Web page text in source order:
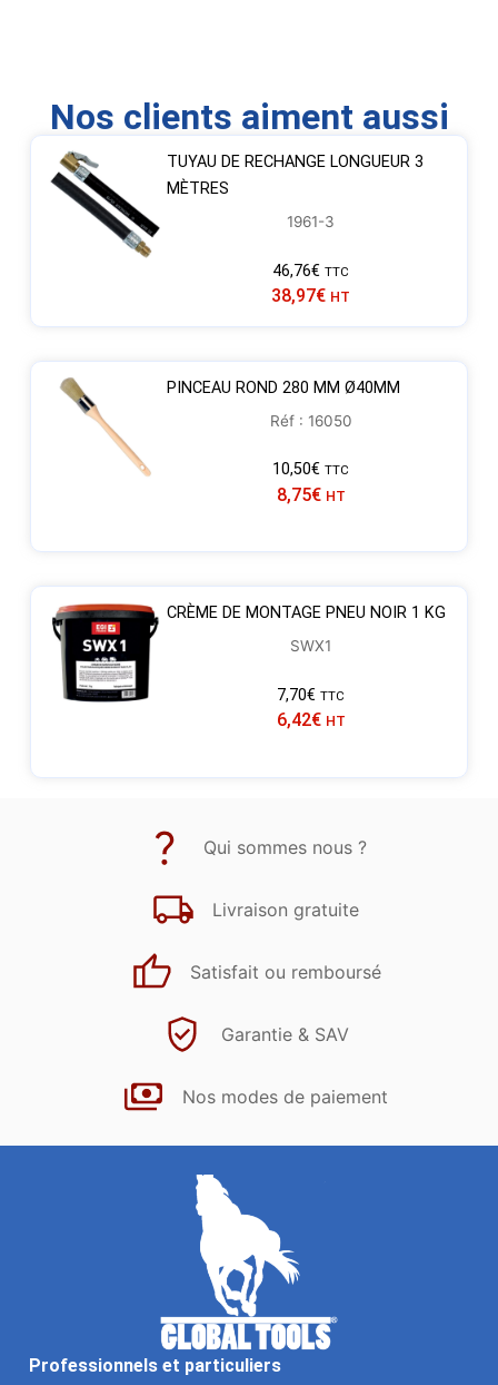
Nos clients aiment aussi
TUYAU DE RECHANGE LONGUEUR 3
MÈTRES
1961-3
46,76€ TTC
38,97€ HT
PINCEAU ROND 280 MM Ø40MM
Réf : 16050
10,50€ TTC
8,75€ HT
CRÈME DE MONTAGE PNEU NOIR 1 KG
SWX1
7,70€ TTC
6,42€ HT
Qui sommes nous ?
Livraison gratuite
Satisfait ou remboursé
Garantie & SAV
Nos modes de paiement
Professionnels et particuliers